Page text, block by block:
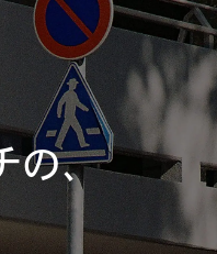
の、